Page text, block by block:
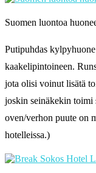
Suomen luontoa
Putipuhdas
kaakelipintoineen.
jota olisi voinut lisätä
joskin seinäkekin toimi
oven/verhon puute on
hotelleissa.)